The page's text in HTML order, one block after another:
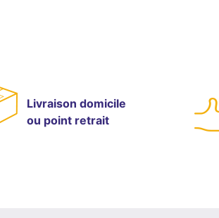
Livraison domicile
ou point retrait